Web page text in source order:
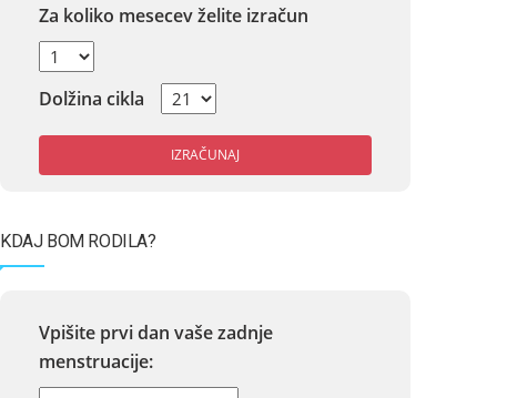
Za koliko mesecev želite izračun
Dolžina cikla
IZRAČUNAJ
KDAJ BOM RODILA?
Vpišite prvi dan vaše zadnje
menstruacije: